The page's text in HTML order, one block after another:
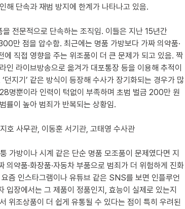
해 단속과 재범 방지에 한계가 나타나고 있음.
전문적으로 단속하는 조직임. 이들은 지난 15년간
만 점을 압수함. 최근에는 명품 가방보다 가짜 의약품·
에 직접 영향을 주는 위조품이 더 큰 문제가 되고 있음. 짝
인 라이브방송으로 옮겨가 대포통장 등을 이용해 추적이
던지기’ 같은 방식이 등장해 수사가 장기화되는 경우가 많
명뿐이라 인력이 턱없이 부족하며 초범 벌금 200만 원
률이 높아 범죄가 반복되는 상황임.
호 사무관, 이동훈 서기관, 고태영 수사관
가방이나 시계 같은 단순 명품 모조품이 문제였다면 지
의약품·화장품·자동차 부품으로 범죄가 더 위험하게 진화
즘 인스타그램이나 유튜브 같은 SNS를 보면 인플루언
입장에서는 그 제품이 정품인지, 효능이 실제로 있는지
위조상품이 더 쉽게 유통될 수 있다는 점이 특히 우려된